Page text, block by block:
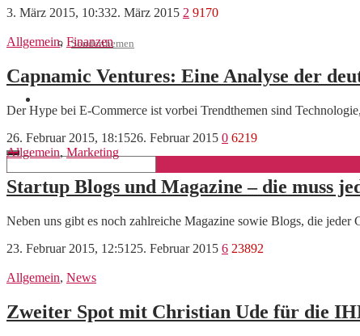
Sonderthemen
3. März 2015, 10:332. März 2015 2 9170
Allgemein, Finanzen
Capnamic Ventures: Eine Analyse der
Der Hype bei E-Commerce ist vorbei Trendthemen sind
26. Februar 2015, 18:1526. Februar 2015 0 6219
Allgemein, Marketing
Startup Blogs und Magazine – die muss
Neben uns gibt es noch zahlreiche Magazine sowie Blogs, die
23. Februar 2015, 12:51 25. Februar 2015 6 23892
Allgemein, News
Zweiter Spot mit Christian Ude für die